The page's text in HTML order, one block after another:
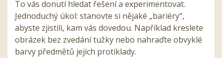
To vás donutí hledat řešení a experimentovat.
Jednoduchý úkol: stanovte si nějaké „bariéry“,
abyste zjistili, kam vás dovedou. Například kreslete
obrázek bez zvedání tužky nebo nahraďte obvyklé
barvy předmětů jejich protiklady.